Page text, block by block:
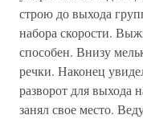
строю до выхода
набора скорости.
способен. Внизу
речки. Наконец
разворот для выхода
занял свое место.